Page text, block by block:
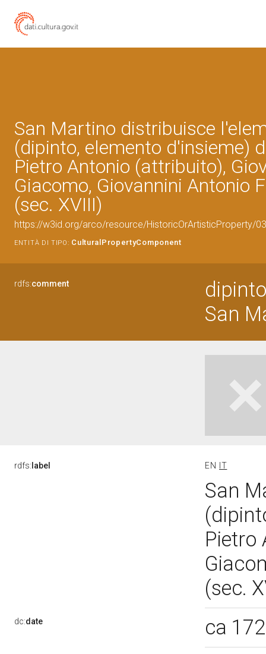
San Martino distribuisce
(dipinto, elemento d'insieme)
Pietro Antonio (attribuito),
Giacomo, Giovannini Antonio
(sec. XVIII)
https://w3id.org/arco/resource/HistoricOrArtisticProperty/
ENTITÀ DI TIPO: CulturalPropertyComponent
rdfs:comment
San
rdfs: label EN IT
San
Pietro
(sec.
dc:date ca